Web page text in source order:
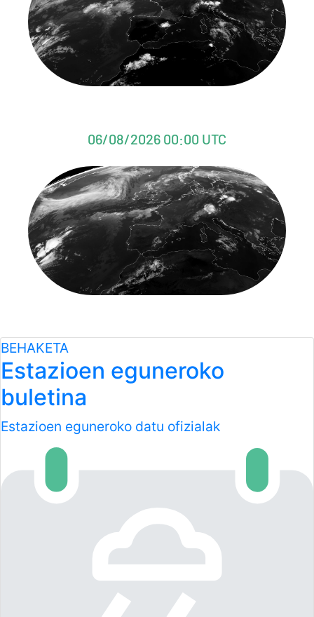
06/08/2026 00:00 UTC
BEHAKETA
Estazioen eguneroko
buletina
Estazioen eguneroko datu ofizialak